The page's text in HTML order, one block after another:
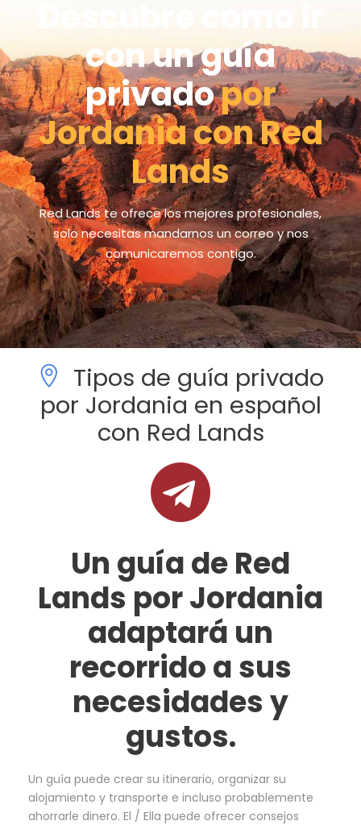
con un guía
privadopor
Jordania con Red
Lands
Red Lands te ofrece los mejores profesionales,
solo necesitas mandarnos un correo y nos
comunicaremos contigo.
Tipos de guía privado
por Jordania en español
con Red Lands
Un guía de Red
Lands por Jordania
adaptará un
recorrido a sus
necesidades y
gustos.
Un guía puede crear su itinerario, organizar su
alojamiento y transporte e incluso probablemente
ahorrarle dinero. El / Ella puede ofrecer consejos